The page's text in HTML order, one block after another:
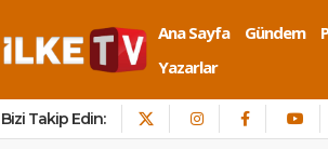
Ana Sayfa Gündem
Yazarlar
Bizi Takip Edin: